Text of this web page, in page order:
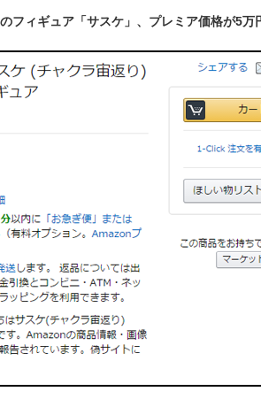
ィギュア「サスケ」、プレミア価格が5万